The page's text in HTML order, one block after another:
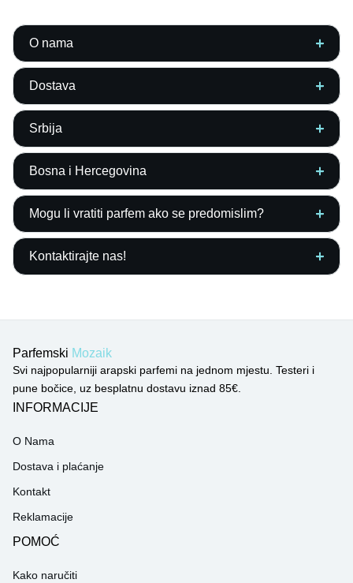
O nama
Dostava
Srbija
Bosna i Hercegovina
Mogu li vratiti parfem ako se predomislim?
Kontaktirajte nas!
Parfemski Mozaik
Svi najpopularniji arapski parfemi na jednom mjestu. Testeri i
pune bočice, uz besplatnu dostavu iznad 85€.
INFORMACIJE
O Nama
Dostava i plaćanje
Kontakt
Reklamacije
POMOĆ
Kako naručiti